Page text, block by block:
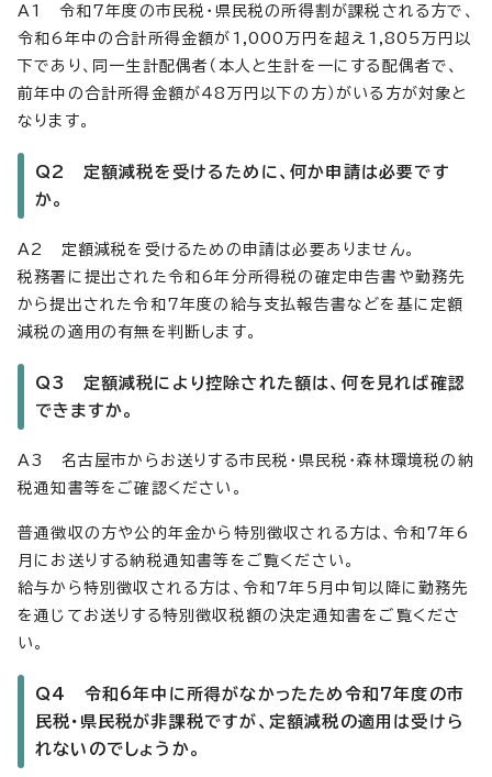
A1 令和7年度の市民税・県民税の所得割が課税される方で、
令和6年中の合計所得金額が1,000万円を超え1,805万円以
下であり、同一生計配偶者（本人と生計を一にする配偶者で、
前年中の合計所得金額が48万円以下の方）がいる方が対象と
なります。
Q2 定額減税を受けるために、何か申請は必要です
か。
A2 定額減税を受けるための申請は必要ありません。
税務署に提出された令和6年分所得税の確定申告書や勤務先
から提出された令和7年度の給与支払報告書などを基に定額
減税の適用の有無を判断します。
Q3 定額減税により控除された額は、何を見れば確認
できますか。
A3 名古屋市からお送りする市民税・県民税・森林環境税の納
税通知書等をご確認ください。
普通徴収の方や公的年金から特別徴収される方は、令和7年6
月にお送りする納税通知書等をご覧ください。
給与から特別徴収される方は、令和7年5月中旬以降に勤務先
を通じてお送りする特別徴収税額の決定通知書をご覧くださ
い。
Q4 令和6年中に所得がなかったため令和7年度の市
民税・県民税が非課税ですが、定額減税の適用は受けら
れないのでしょうか。